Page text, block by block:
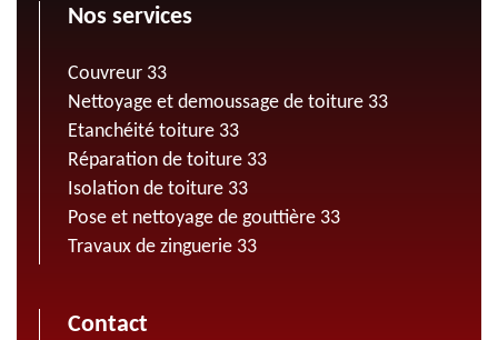
Nos services
Couvreur 33
Nettoyage et demoussage de toiture 33
Etanchéité toiture 33
Réparation de toiture 33
Isolation de toiture 33
Pose et nettoyage de gouttière 33
Travaux de zinguerie 33
Contact